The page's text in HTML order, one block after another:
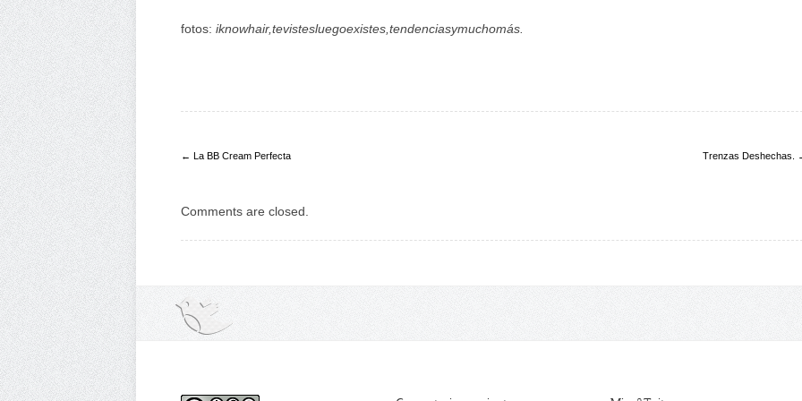
fotos: iknowhair,tevistesluegoexistes,tendenciasymuchomás.
← La BB Cream Perfecta Trenzas Deshechas.
Comments are closed.